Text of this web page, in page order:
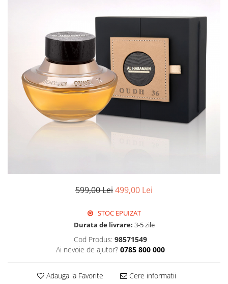
599,00 Lei499,00 Lei
STOC EPUIZAT
Durata de livrare: 3-5 zile
Cod Produs: 98571549
Ai nevoie de ajutor? 0785 800 000
Adauga la Favorite Cere informatii